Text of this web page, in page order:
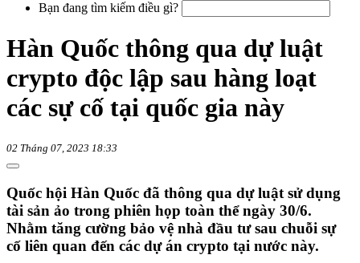
Bạn đang tìm kiếm điều gì?
Hàn Quốc thông qua dự luật
crypto độc lập sau hàng loạt
các sự cố tại quốc gia này
02 Tháng 07, 2023 18:33
Quốc hội Hàn Quốc đã thông qua dự luật sử dụng
tài sản ảo trong phiên họp toàn thể ngày 30/6.
Nhằm tăng cường bảo vệ nhà đầu tư sau chuỗi sự
cố liên quan đến các dự án crypto tại nước này.